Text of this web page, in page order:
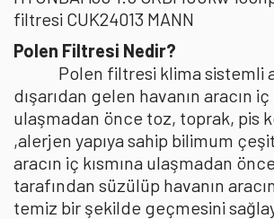
filtresi CUK24013 MANN
Polen Filtresi Nedir?
Polen filtresi klima sistemli
dışarıdan gelen havanın aracın iç
ulaşmadan önce toz, toprak, pis
,alerjen yapıya sahip bilimum
aracın iç kısmına ulaşmadan
tarafından süzülüp havanın
temiz bir şekilde geçmesini